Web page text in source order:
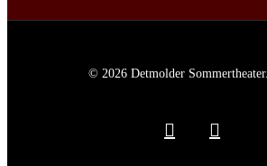
© 2026 Detmolder Sommertheater.